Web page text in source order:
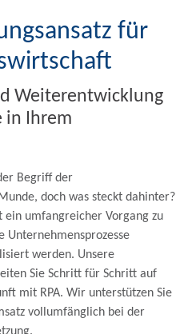
für
Weiterentwicklung
in Ihrem
Begriff der
doch was steckt dahinter?
ein umfangreicher Vorgang zu
Unternehmensprozesse
werden. Unsere
Sie Schritt für Schritt auf
mit RPA. Wir unterstützen Sie
vollumfänglich bei der